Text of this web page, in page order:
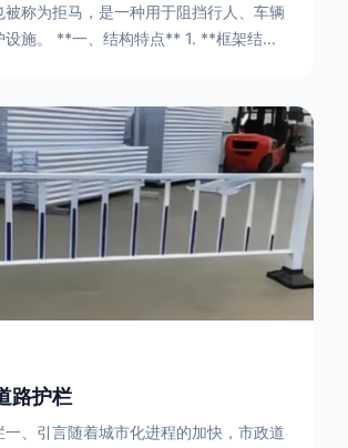
被称为拒马，是一种用于阻挡行人、车辆
** 1. **框架结构
合。这些框架相互连接，形成一个稳定的
受一定的冲击力。例如，在一些临时交通
三角形框架的拒马护栏可以很方便地拼接
个个小的三角锥形状的结构单
路护栏
一、引言随着城市化进程的加快，市政道